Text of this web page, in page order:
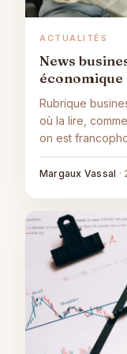
ACTUALITÉS
News
Rubrique
où la lire,
on est
Margaux Vassal ·